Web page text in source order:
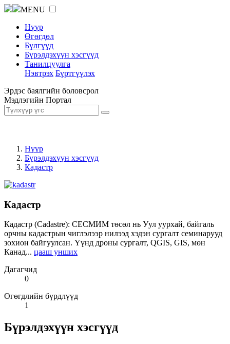
MENU
Нүүр
Өгөгдөл
Бүлгүүд
Бүрэлдэхүүн хэсгүүд
Танилцуулга
Нэвтрэх Бүртгүүлэх
Эрдэс баялгийн боловсрол
Мэдлэгийн Портал
Нүүр
Бүрэлдэхүүн хэсгүүд
Кадастр
Кадастр
Кадастр (Cadastre): СЕСМИМ төсөл нь Уул уурхай, байгаль
орчны кадастрын чиглэлээр нилээд хэдэн сургалт семинарууд
зохион байгуулсан. Үүнд дроны сургалт, QGIS, GIS, мөн
Канад... цааш унших
Дагагчид
0
Өгөгдлийн бүрдлүүд
1
Бүрэлдэхүүн хэсгүүд